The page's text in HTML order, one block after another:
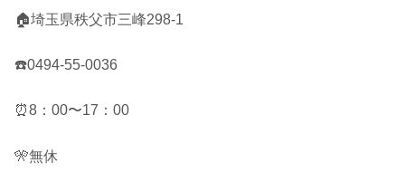
🏠埼玉県秩父市三峰298-1
☎️0494-55-0036
⏰8：00〜17：00
🎌無休